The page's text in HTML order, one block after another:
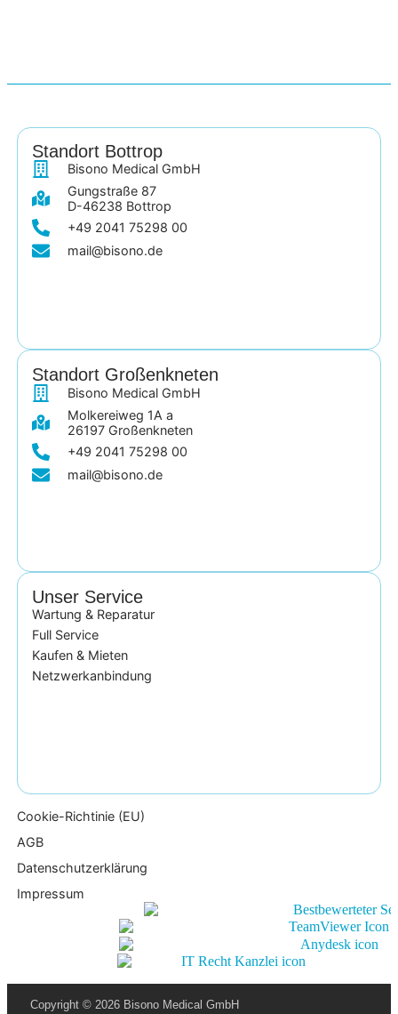
Standort Bottrop
Bisono Medical GmbH
Gungstraße 87
D-46238 Bottrop
+49 2041 75298 00
mail@bisono.de
Standort Großenkneten
Bisono Medical GmbH
Molkereiweg 1A a
26197 Großenkneten
+49 2041 75298 00
mail@bisono.de
Unser Service
Wartung & Reparatur
Full Service
Kaufen & Mieten
Netzwerkanbindung
Cookie-Richtinie (EU)
AGB
Datenschutzerklärung
Impressum
Copyright © 2026 Bisono Medical GmbH